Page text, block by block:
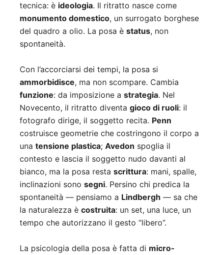
tecnica: è ideologia. Il ritratto nasce come
monumento domestico, un surrogato borghese
del quadro a olio. La posa è status, non
spontaneità.
Con l’accorciarsi dei tempi, la posa si
ammorbidisce, ma non scompare. Cambia
funzione: da imposizione a strategia. Nel
Novecento, il ritratto diventa gioco di ruoli: il
fotografo dirige, il soggetto recita. Penn
costruisce geometrie che costringono il corpo a
una tensione plastica; Avedon spoglia il
contesto e lascia il soggetto nudo davanti al
bianco, ma la posa resta scrittura: mani, spalle,
inclinazioni sono segni. Persino chi predica la
spontaneità — pensiamo a Lindbergh — sa che
la naturalezza è costruita: un set, una luce, un
tempo che autorizzano il gesto “libero”.
La psicologia della posa è fatta di micro-